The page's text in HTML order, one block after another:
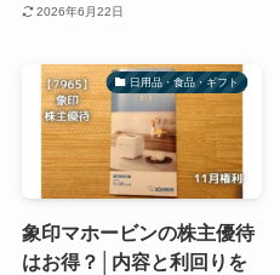
2026年6月22日
日用品・食品・ギフト
象印マホービンの株主優待
はお得？│内容と利回りを